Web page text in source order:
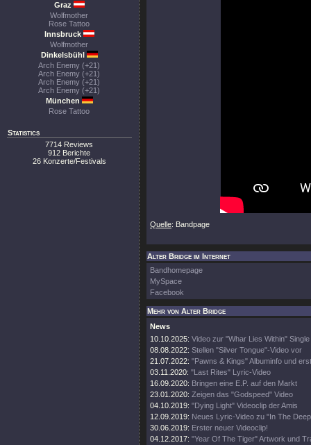
Graz
Wolfmother
Rose Tattoo
Innsbruck
Wolfmother
Dinkelsbühl
Arch Enemy (+21)
Arch Enemy (+21)
Arch Enemy (+21)
Arch Enemy (+21)
München
Rose Tattoo
Statistics
7714 Reviews
912 Berichte
26 Konzerte/Festivals
Quelle: Bandpage
Alter Bridge im Internet
Bandhomepage
MySpace
Facebook
Mehr von Alter Bridge
News
10.10.2025: Video zur "Whar Lies Within" Single
08.08.2022: Stellen "Silver Tongue"-Video vor
21.07.2022: "Pawns & Kings" Albuminfo und
03.11.2020: "Last Rites" Lyric-Video
16.09.2020: Bringen eine E.P. auf den Markt
23.01.2020: Zeigen das "Godspeed" Video
04.10.2019: "Dying Light" Videoclip der Amis
12.09.2019: Neues Lyric-Video zu "In The
30.06.2019: Erster neuer Videoclip!
04.12.2017: "Year Of The Tiger" Artwork und